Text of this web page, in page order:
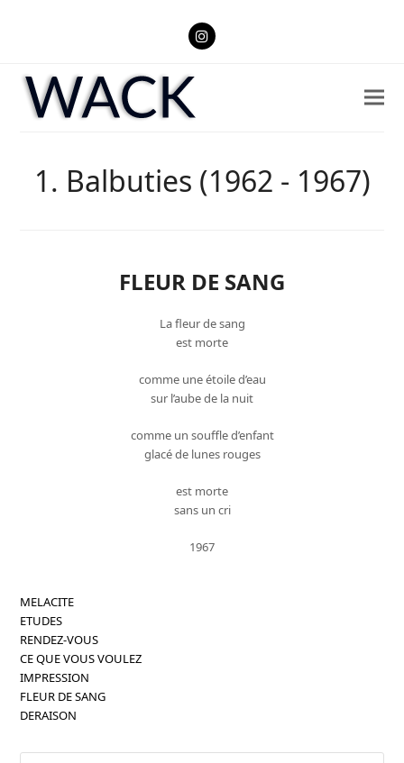
Instagram
1. Balbuties (1962 - 1967)
FLEUR DE SANG
La fleur de sang
est morte
comme une étoile d’eau
sur l’aube de la nuit
comme un souffle d’enfant
glacé de lunes rouges
est morte
sans un cri
1967
MELACITE
ETUDES
RENDEZ-VOUS
CE QUE VOUS VOULEZ
IMPRESSION
FLEUR DE SANG
DERAISON